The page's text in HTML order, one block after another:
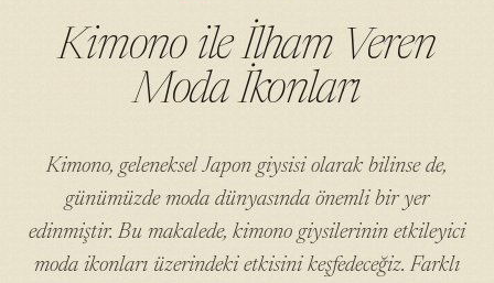
Kimono ile İlham Veren
Moda İkonları
Kimono, geleneksel Japon giysisi olarak bilinse de,
günümüzde moda dünyasında önemli bir yer
edinmiştir. Bu makalede, kimono giysilerinin etkileyici
moda ikonları üzerindeki etkisini keşfedeceğiz. Farklı